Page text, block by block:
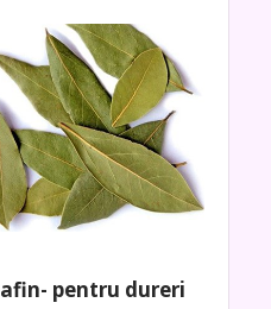
pentru dureri